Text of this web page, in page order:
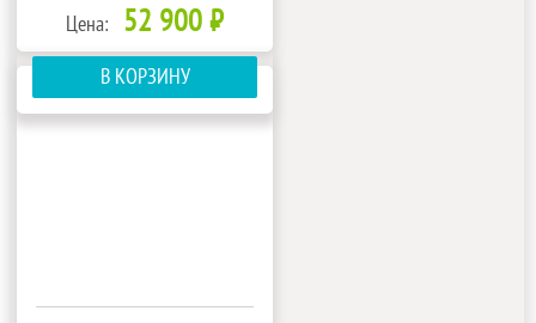
Цена: 52 900 ₽
В КОРЗИНУ